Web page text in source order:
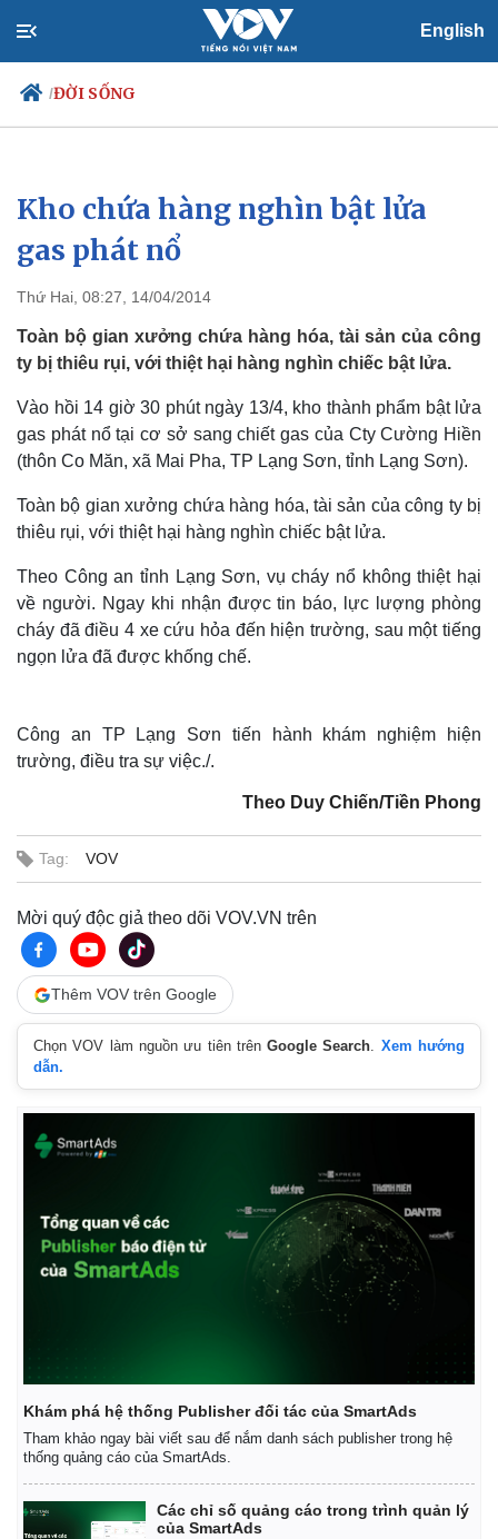
English
/ĐỜI SỐNG
Chính trị
Tổ chức nhân sự
Nhận diện sự thật
Xã hội
Việc làm
Biển đảo
Thế giới
Multimedia
Kho chứa hàng nghìn bật lửa
gas phát nổ
Thứ Hai, 08:27, 14/04/2014
Toàn bộ gian xưởng chứa hàng hóa, tài sản của công
ty bị thiêu rụi, với thiệt hại hàng nghìn chiếc bật lửa.
Vào hồi 14 giờ 30 phút ngày 13/4, kho thành phẩm bật lửa
gas phát nổ tại cơ sở sang chiết gas của Cty Cường Hiền
(thôn Co Măn, xã Mai Pha, TP Lạng Sơn, tỉnh Lạng Sơn).
Toàn bộ gian xưởng chứa hàng hóa, tài sản của công ty bị
thiêu rụi, với thiệt hại hàng nghìn chiếc bật lửa.
Theo Công an tỉnh Lạng Sơn, vụ cháy nổ không thiệt hại
về người. Ngay khi nhận được tin báo, lực lượng phòng
cháy đã điều 4 xe cứu hỏa đến hiện trường, sau một tiếng
ngọn lửa đã được khống chế.
Công an TP Lạng Sơn tiến hành khám nghiệm hiện
trường, điều tra sự việc./.
Theo Duy Chiến/Tiền Phong
Tag: VOV
Mời quý độc giả theo dõi VOV.VN trên
Thêm VOV trên Google
Chọn VOV làm nguồn ưu tiên trênGoogle Search. Xem hướng
dẫn.
Khám phá hệ thống Publisher đối tác của SmartAds
Tham khảo ngay bài viết sau để nắm danh sách publisher trong hệ
thống quảng cáo của SmartAds.
Các chỉ số quảng cáo trong trình quản lý
của SmartAds